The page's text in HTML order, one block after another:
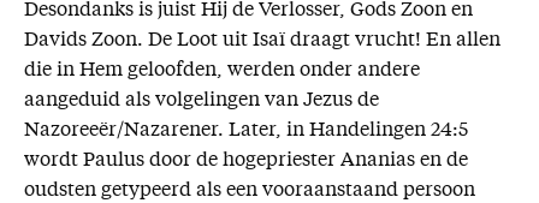
Desondanks is juist Hij de Verlosser, Gods Zoon en
Davids Zoon. De Loot uit Isaï draagt vrucht! En allen
die in Hem geloofden, werden onder andere
aangeduid als volgelingen van Jezus de
Nazoreeër/Nazarener. Later, in Handelingen 24:5
wordt Paulus door de hogepriester Ananias en de
oudsten getypeerd als een vooraanstaand persoon